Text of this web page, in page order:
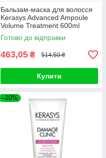
Бальзам-маска для волосся
Kerasys Advanced Ampoule
Volume Treatment 600ml
Готово до відправки
463,05 ₴ 514,50 ₴
Купити
–10%